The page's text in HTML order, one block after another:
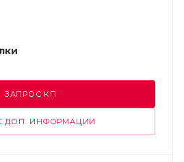
ЗАПРОС КП
ДОП. ИНФОРМАЦИИ